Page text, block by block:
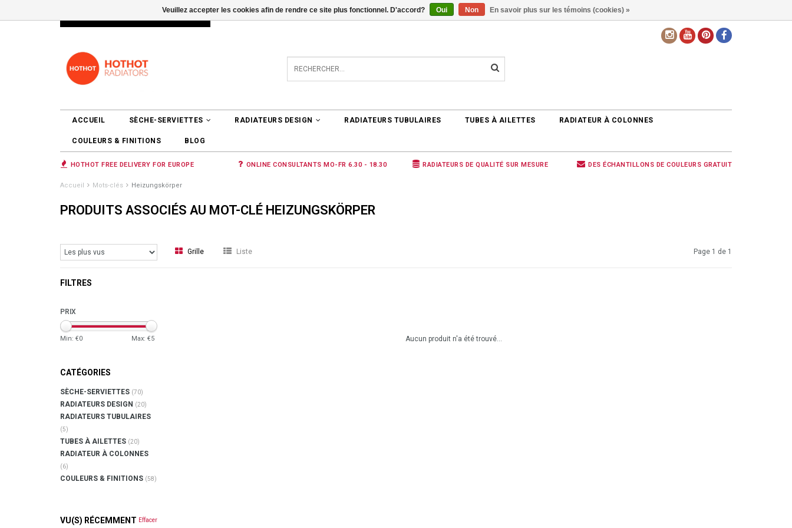
INFO@RADIATORS.SHOP SE CONNECTER 0 ARTICLES €0,00
ACCUEIL SÈCHE-SERVIETTES RADIATEURS DESIGN RADIATEURS TUBULAIRES TUBES À AILETTES RADIATEUR À COLONNES
COULEURS & FINITIONS BLOG
HOTHOT FREE DELIVERY FOR EUROPE ONLINE CONSULTANTS MO-FR 6.30 - 18.30 RADIATEURS DE QUALITÉ SUR MESURE DES ÉCHANTILLONS DE COULEURS GRATUIT
Accueil Mots-clés Heizungskörper
PRODUITS ASSOCIÉS AU MOT-CLÉ HEIZUNGSKÖRPER
Grille Liste Page 1 de 1
FILTRES
PRIX
Min: €0 Max: €5
CATÉGORIES
SÈCHE-SERVIETTES (70)
RADIATEURS DESIGN (20)
RADIATEURS TUBULAIRES
(5)
TUBES À AILETTES (20)
RADIATEUR À COLONNES
(6)
COULEURS & FINITIONS (58)
VU(S) RÉCEMMENT Effacer
Aucun produit n'a été trouvé...
Veuillez accepter les cookies afin de rendre ce site plus fonctionnel. D'accord? Oui Non En savoir plus sur les témoins (cookies) »